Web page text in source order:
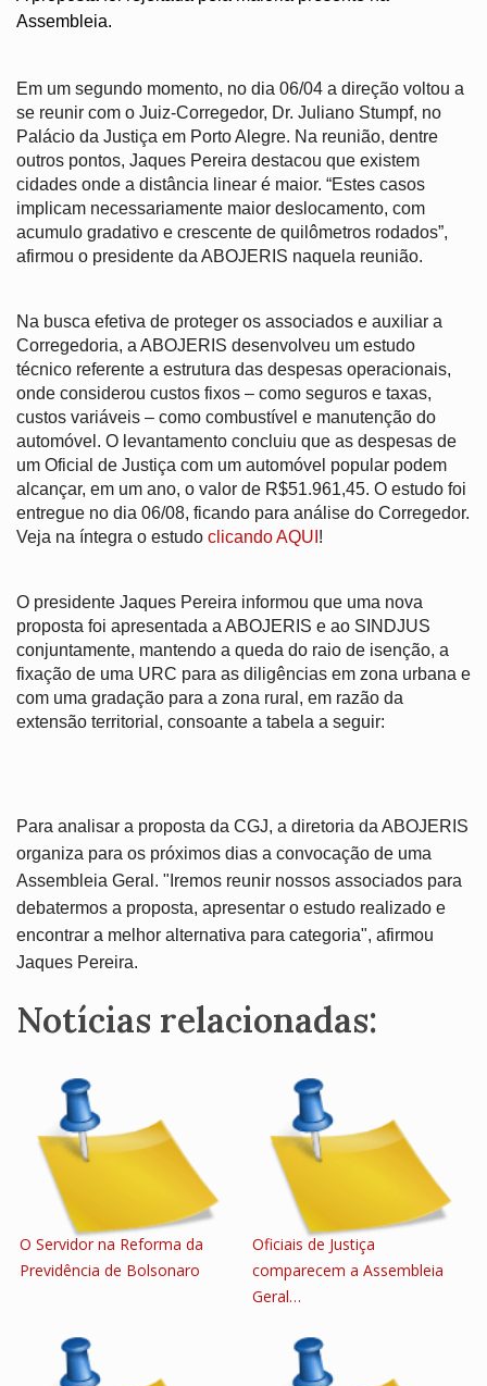
Assembleia.
Em um segundo momento, no dia 06/04 a direção voltou a
se reunir com o Juiz-Corregedor, Dr. Juliano Stumpf, no
Palácio da Justiça em Porto Alegre. Na reunião, dentre
outros pontos, Jaques Pereira destacou que existem
cidades onde a distância linear é maior. “Estes casos
implicam necessariamente maior deslocamento, com
acumulo gradativo e crescente de quilômetros rodados”,
afirmou o presidente da ABOJERIS naquela reunião.
Na busca efetiva de proteger os associados e auxiliar a
Corregedoria, a ABOJERIS desenvolveu um estudo
técnico referente a estrutura das despesas operacionais,
onde considerou custos fixos – como seguros e taxas,
custos variáveis – como combustível e manutenção do
automóvel. O levantamento concluiu que as despesas de
um Oficial de Justiça com um automóvel popular podem
alcançar, em um ano, o valor de R$51.961,45. O estudo foi
entregue no dia 06/08, ficando para análise do Corregedor.
Veja na íntegra o estudo clicando AQUI !
O presidente Jaques Pereira informou que uma nova
proposta foi apresentada a ABOJERIS e ao SINDJUS
conjuntamente, mantendo a queda do raio de isenção, a
fixação de uma URC para as diligências em zona urbana e
com uma gradação para a zona rural, em razão da
extensão territorial, consoante a tabela a seguir:
Para analisar a proposta da CGJ, a diretoria da ABOJERIS
organiza para os próximos dias a convocação de uma
Assembleia Geral. "Iremos reunir nossos associados para
debatermos a proposta, apresentar o estudo realizado e
encontrar a melhor alternativa para categoria", afirmou
Jaques Pereira.
Notícias relacionadas:
O Servidor na Reforma da
Previdência de Bolsonaro
Oficiais de Justiça
comparecem a Assembleia
Geral…